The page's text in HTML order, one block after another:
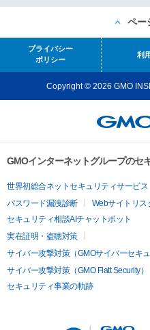
ペー
プライバシー
ポリシー
利
Copyright © 2026 GMO
GMOインターネットグループのセ
世界初総合ネットセキュリティサービス
パスワード漏洩診断
Webサイトリス
セキュリティ相談AIチャットボット
実在証明・盗聴対策
サイバー攻撃対策（GMOサイバーセキ
サイバー攻撃対策（GMO Flatt Security）
セキュリティ事業の軌跡